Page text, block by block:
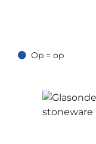
Op = op
Op = op